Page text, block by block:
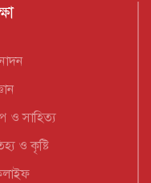
ও সাহিত্য
ও কৃষ্টি